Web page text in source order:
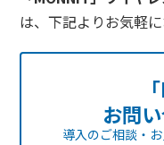
は、下記よりお気軽
お問
導入のご相談・